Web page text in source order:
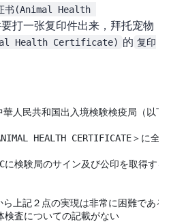
书(Animal Health
要打一张复印件出来，拜托宠物
Health Certificate) 的 复印
人民共和国出入境検験検疫局（以下
HEALTH CERTIFICATE＞に全
検験局のサイン及び公印を取得する
ら上記２点の実現は非常に困難である
査についての記載がない